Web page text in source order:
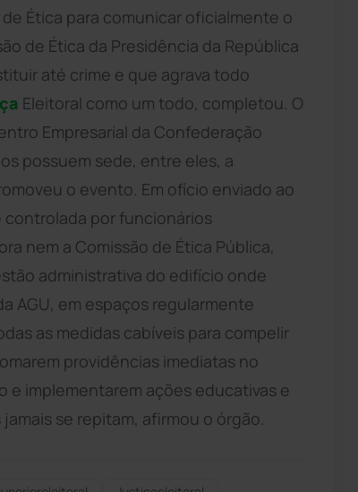
Ética para comunicar oficialmente o
de Ética da Presidência da República
até crime e que agrava todo
Eleitoral como um todo, completou. O
Empresarial da Confederação
possuem sede, entre eles, a
o evento. Em ofício enviado ao
controlada por funcionários
nem a Comissão de Ética Pública,
administrativa do edifício onde
AGU, em espaços regularmente
as medidas cabíveis para compelir
providências imediatas no
e implementarem ações educativas e
se repitam, afirmou o órgão.